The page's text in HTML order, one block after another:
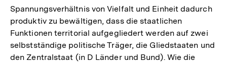
Spannungsverhältnis von Vielfalt und Einheit dadurch
produktiv zu bewältigen, dass die staatlichen
Funktionen territorial aufgegliedert werden auf zwei
selbstständige politische Träger, die Gliedstaaten und
den Zentralstaat (in D Länder und Bund). Wie die